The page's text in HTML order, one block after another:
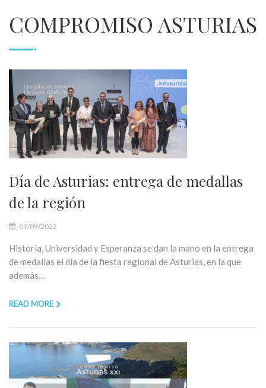
COMPROMISO ASTURIAS
Día de Asturias: entrega de medallas
de la región
09/09/2022
Historia, Universidad y Esperanza se dan la mano en la entrega
de medallas el día de la fiesta regional de Asturias, en la que
además…
READ MORE